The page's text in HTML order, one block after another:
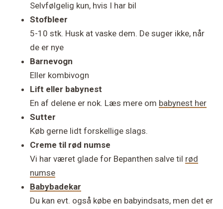
Selvfølgelig kun, hvis I har bil
Stofbleer
5-10 stk. Husk at vaske dem. De suger ikke, når
de er nye
Barnevogn
Eller kombivogn
Lift eller babynest
En af delene er nok. Læs mere om babynest her
Sutter
Køb gerne lidt forskellige slags.
Creme til rød numse
Vi har været glade for Bepanthen salve til rød
numse
Babybadekar
Du kan evt. også købe en babyindsats, men det er